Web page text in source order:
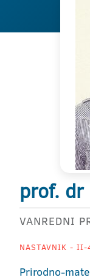
prof. dr
VANREDNI
NASTAVNIK - II-
Prirodno-